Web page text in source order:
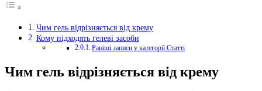
Чим гель відрізняється від крему
Кому підходять гелеві засоби
Раніші записи у категорії Статті
Чим гель відрізняється від крему